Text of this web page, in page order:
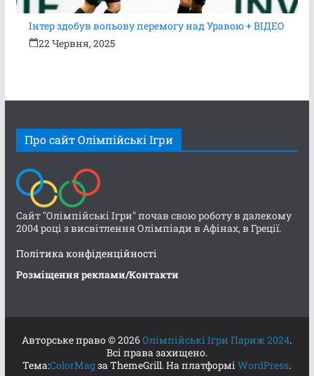
Інтер здобув вольову перемогу над Уравою + ВІДЕО
22 Червня, 2025
Про сайт Олімпійські Ігри
Сайт "Олімпійські Ігри" почав свою роботу в далекому
2004 році з висвітлення Олімпіади в Афінах, в Греції.
Політика конфіденційності
Розміщення реклами/Контакти
Авторське право © 2026Олімпійські Ігри Париж 2024.
Всі права захищено.
Тема:ColorMagза ThemeGrill. На платформіWordPress.